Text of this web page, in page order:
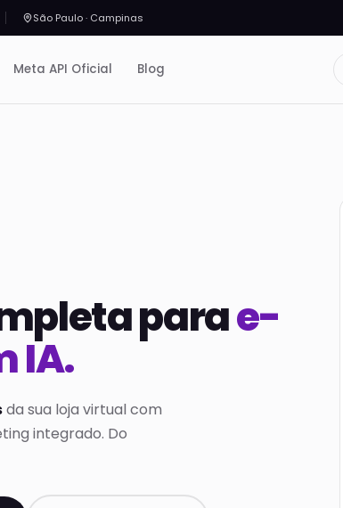
São Paulo · Campinas
Meta API Oficial Blog
parae-
IA.
da sua loja virtual com
integrado. Do